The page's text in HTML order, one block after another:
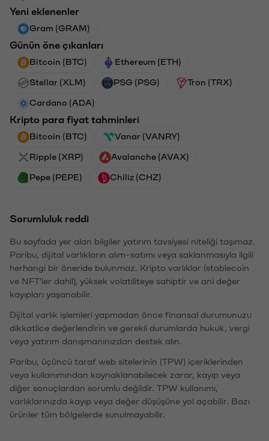
Yeni eklenenler
Gram (GRAM)
Günün öne çıkanları
Bitcoin (BTC) Ethereum (ETH)
Stellar (XLM) PSG (PSG) Tron (TRX)
Cardano (ADA)
Kripto para fiyat tahminleri
Bitcoin (BTC) Vanar (VANRY)
Ripple (XRP) Avalanche (AVAX)
Pepe (PEPE) Chiliz (CHZ)
Sorumluluk reddi
Bu sayfada yer alan bilgiler yatırım tavsiyesi niteliği taşımaz.
Paribu, dijital varlıkların alım-satımı veya saklanmasıyla ilgili
herhangi bir öneride bulunmaz. Kripto varlıklar (stablecoin
ve NFT'ler dahil), yüksek volatiliteye sahiptir ve ani değer
kayıpları yaşanabilir.
Dijital varlık işlemleri yapmadan önce finansal durumunuzu
dikkatlice değerlendirin ve gerekli durumlarda hukuk, vergi
veya yatırım danışmanınızdan destek alın.
Paribu, üçüncü taraf web sitelerinin (TPW) içeriklerinden
veya kullanımından kaynaklanabilecek zarar, kayıp veya
diğer sonuçlardan sorumlu değildir. TPW kullanımı,
varlıklarınızda kayıp veya değer düşüşüne yol açabilir. Bazı
ürünler tüm bölgelerde sunulmayabilir.